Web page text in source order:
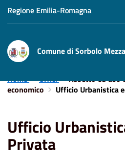
Regione Emilia-Romagna
Comune di Sorbolo
Home Uffici
Assetto ed uso
economico
Ufficio Urbanistica
Ufficio
Privata